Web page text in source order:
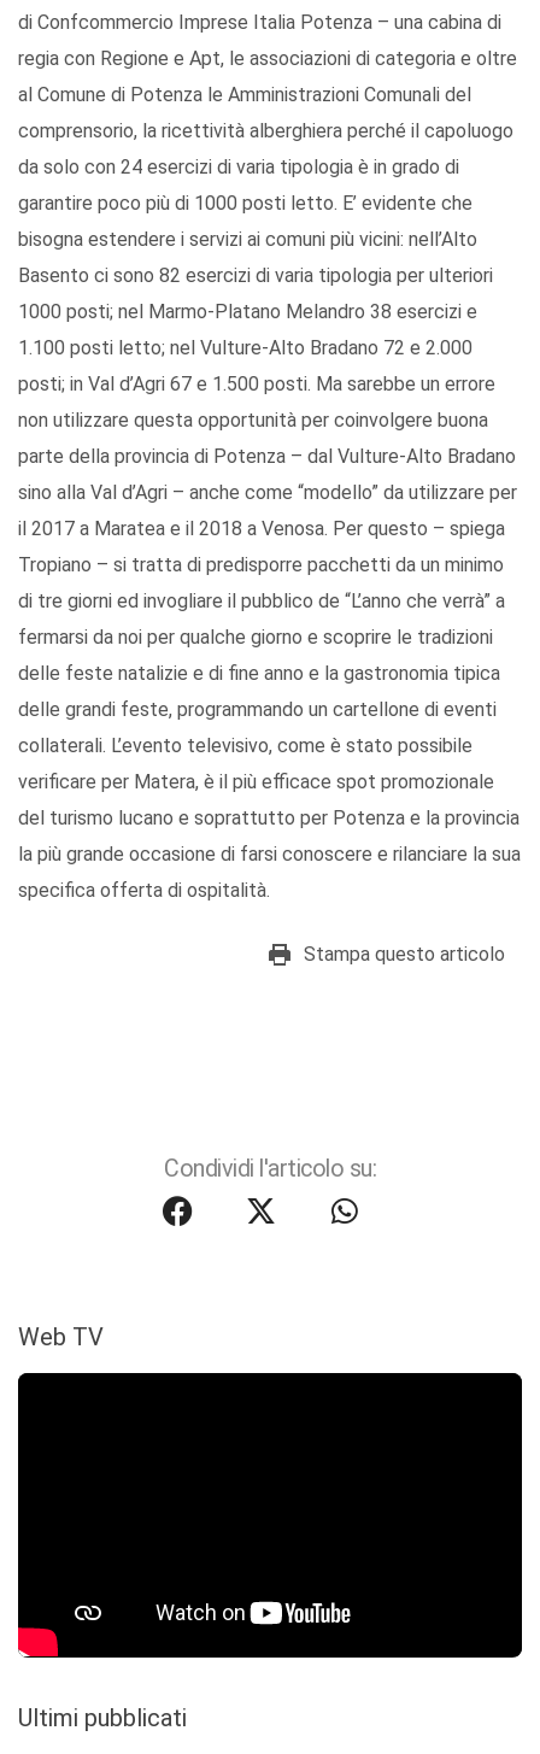
di Confcommercio Imprese Italia Potenza – una cabina di
regia con Regione e Apt, le associazioni di categoria e oltre
al Comune di Potenza le Amministrazioni Comunali del
comprensorio, la ricettività alberghiera perché il capoluogo
da solo con 24 esercizi di varia tipologia è in grado di
garantire poco più di 1000 posti letto. E’ evidente che
bisogna estendere i servizi ai comuni più vicini: nell’Alto
Basento ci sono 82 esercizi di varia tipologia per ulteriori
1000 posti; nel Marmo-Platano Melandro 38 esercizi e
1.100 posti letto; nel Vulture-Alto Bradano 72 e 2.000
posti; in Val d’Agri 67 e 1.500 posti. Ma sarebbe un errore
non utilizzare questa opportunità per coinvolgere buona
parte della provincia di Potenza – dal Vulture-Alto Bradano
sino alla Val d’Agri – anche come “modello” da utilizzare per
il 2017 a Maratea e il 2018 a Venosa. Per questo – spiega
Tropiano – si tratta di predisporre pacchetti da un minimo
di tre giorni ed invogliare il pubblico de “L’anno che verrà” a
fermarsi da noi per qualche giorno e scoprire le tradizioni
delle feste natalizie e di fine anno e la gastronomia tipica
delle grandi feste, programmando un cartellone di eventi
collaterali. L’evento televisivo, come è stato possibile
verificare per Matera, è il più efficace spot promozionale
del turismo lucano e soprattutto per Potenza e la provincia
la più grande occasione di farsi conoscere e rilanciare la sua
specifica offerta di ospitalità.
Stampa questo articolo
Condividi l'articolo su:
Web TV
Ultimi pubblicati